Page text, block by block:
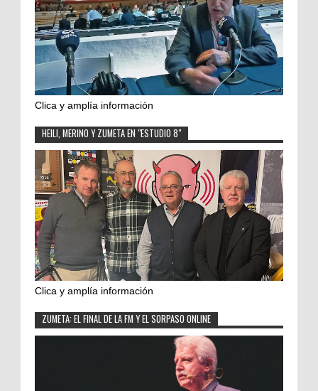
Clica y amplía información
HEILI, MERINO Y ZUMETA EN "ESTUDIO 8"
Clica y amplía información
ZUMETA: EL FINAL DE LA FM Y EL SORPASO ONLINE